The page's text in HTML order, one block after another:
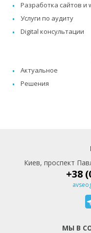
Разработка сайтов и
Услуги по аудиту
Digital консультации
Актуальное
Решения
Киев, проспект
+38
МЫ В